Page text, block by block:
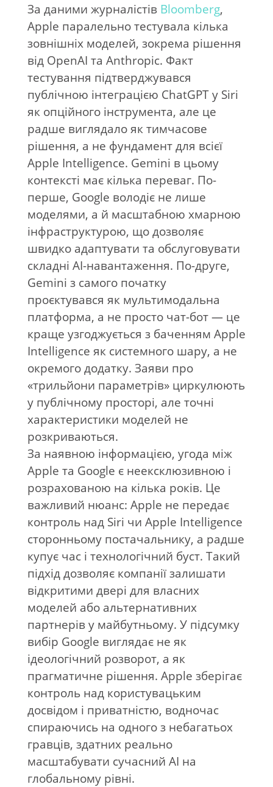
За даними журналістів Bloomberg,
Apple паралельно тестувала кілька
зовнішніх моделей, зокрема рішення
від OpenAI та Anthropic. Факт
тестування підтверджувався
публічною інтеграцією ChatGPT у Siri
як опційного інструмента, але це
радше виглядало як тимчасове
рішення, а не фундамент для всієї
Apple Intelligence. Gemini в цьому
контексті має кілька переваг. По-
перше, Google володіє не лише
моделями, а й масштабною хмарною
інфраструктурою, що дозволяє
швидко адаптувати та обслуговувати
складні AI-навантаження. По-друге,
Gemini з самого початку
проєктувався як мультимодальна
платформа, а не просто чат-бот — це
краще узгоджується з баченням Apple
Intelligence як системного шару, а не
окремого додатку. Заяви про
«трильйони параметрів» циркулюють
у публічному просторі, але точні
характеристики моделей не
розкриваються.
За наявною інформацією, угода між
Apple та Google є неексклюзивною і
розрахованою на кілька років. Це
важливий нюанс: Apple не передає
контроль над Siri чи Apple Intelligence
сторонньому постачальнику, а радше
купує час і технологічний буст. Такий
підхід дозволяє компанії залишати
відкритими двері для власних
моделей або альтернативних
партнерів у майбутньому. У підсумку
вибір Google виглядає не як
ідеологічний розворот, а як
прагматичне рішення. Apple зберігає
контроль над користувацьким
досвідом і приватністю, водночас
спираючись на одного з небагатьох
гравців, здатних реально
масштабувати сучасний AI на
глобальному рівні.